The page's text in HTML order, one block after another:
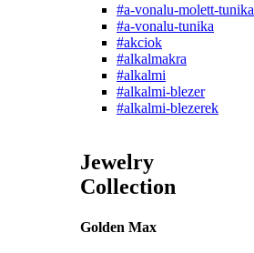
#a-vonalu-molett-tunika
#a-vonalu-tunika
#akciok
#alkalmakra
#alkalmi
#alkalmi-blezer
#alkalmi-blezerek
Jewelry
Collection
Golden Max